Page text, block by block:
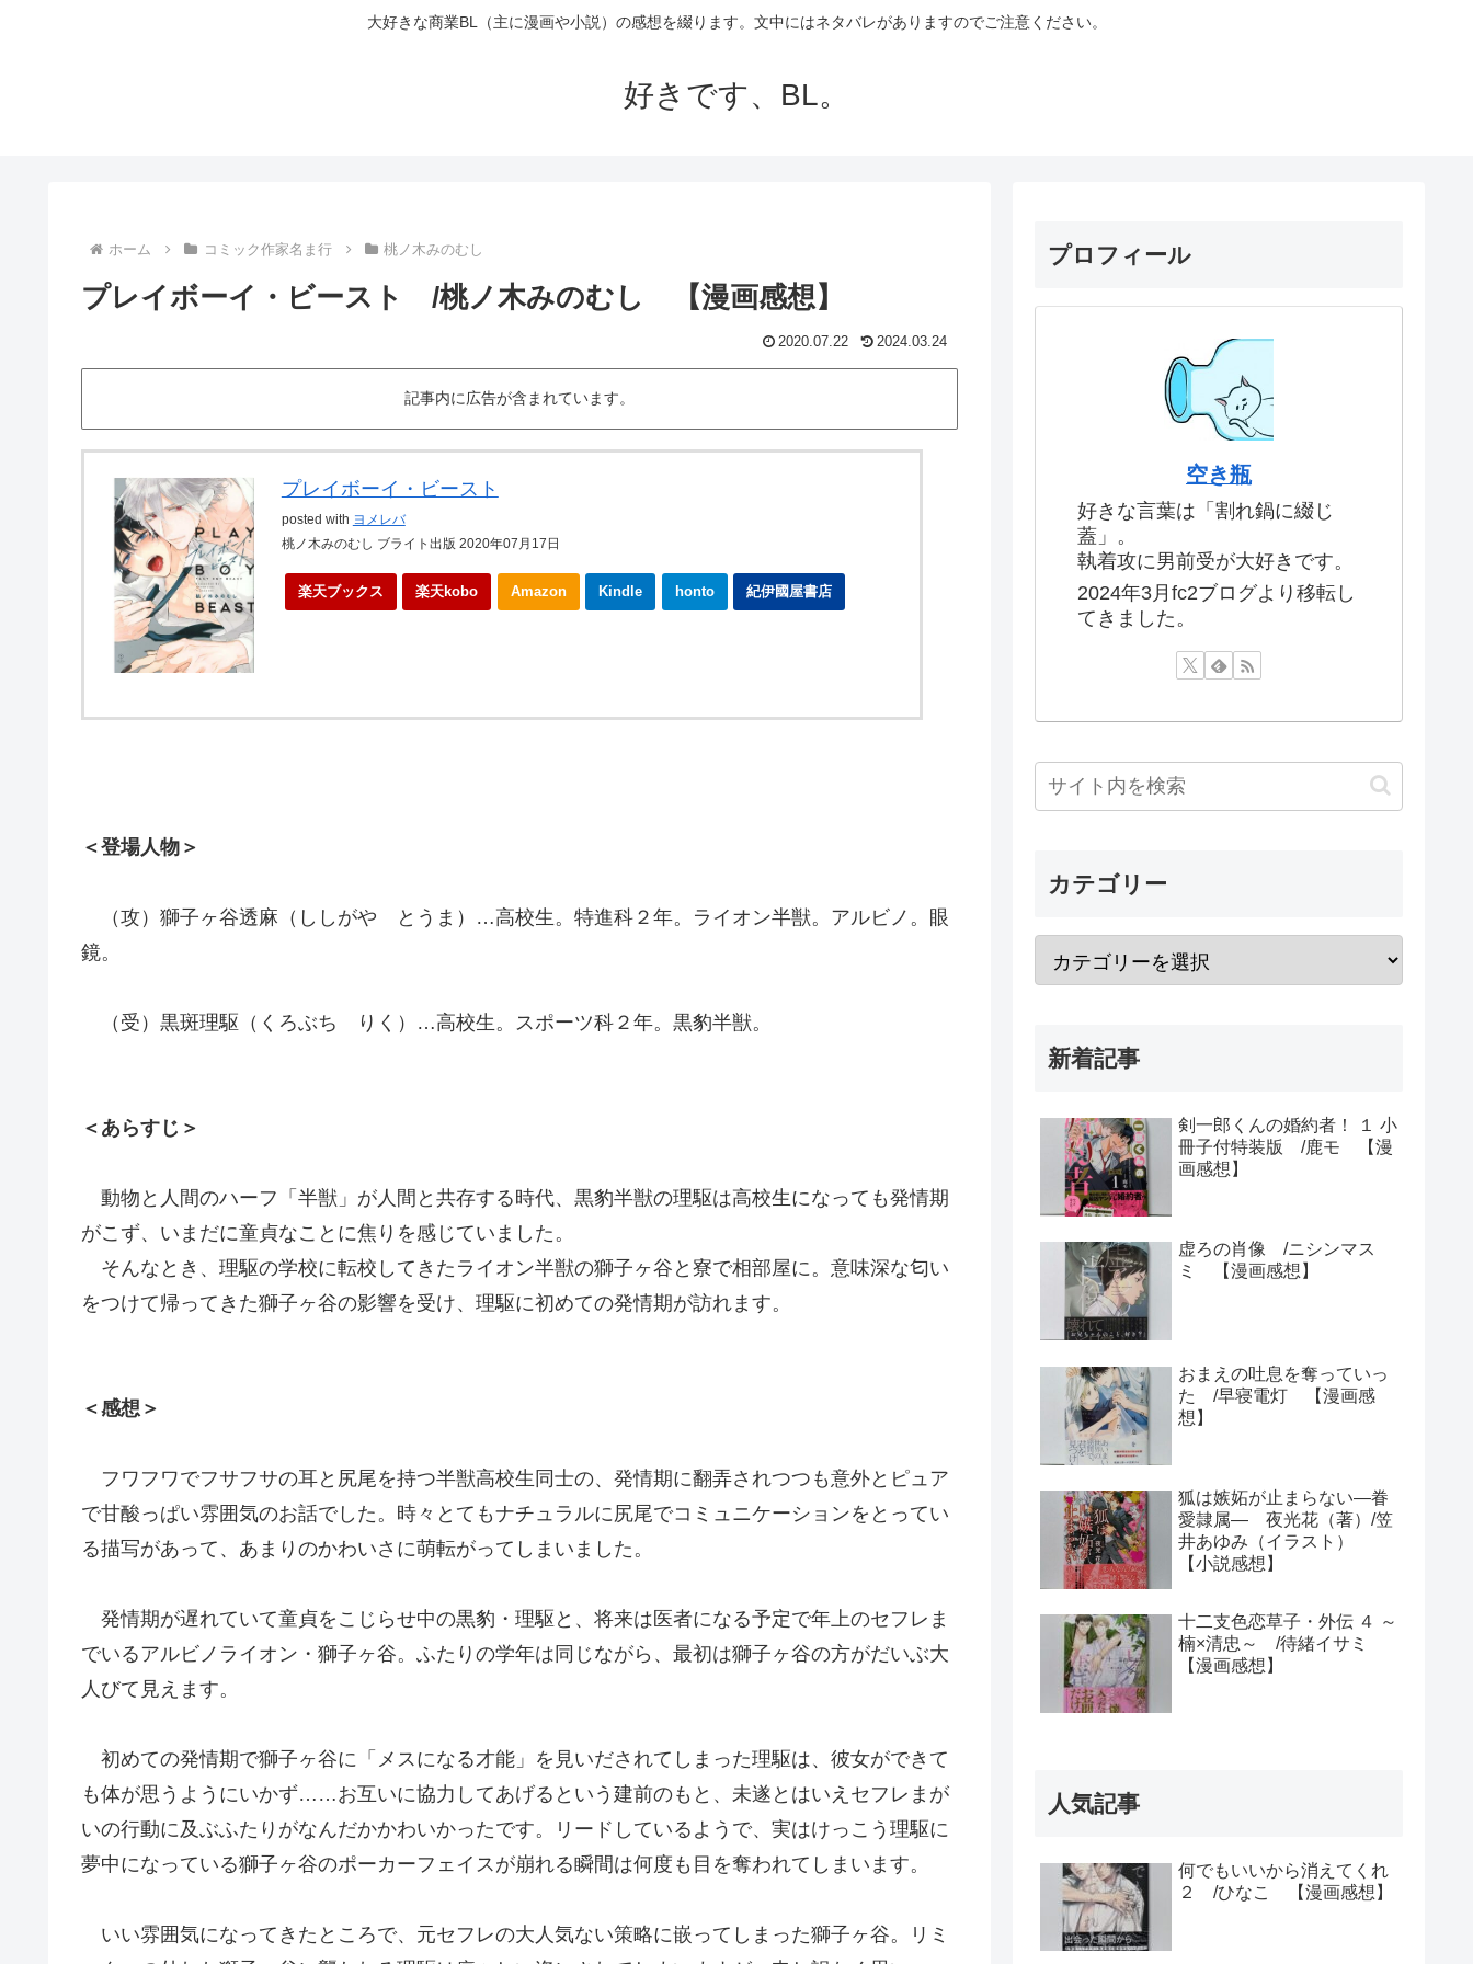
大好きな商業BL（主に漫画や小説）の感想を綴ります。文中にはネタバレがありますのでご注意ください。
好きです、BL。
ホーム コミック作家名ま行 桃ノ木みのむし
プレイボーイ・ビースト /桃ノ木みのむし 【漫画感想】
2020.07.22 2024.03.24
記事内に広告が含まれています。
プレイボーイ・ビースト
posted with ヨメレバ
桃ノ木みのむし ブライト出版 2020年07月17日
楽天ブックス 楽天kobo Amazon Kindle honto 紀伊國屋書店
＜登場人物＞
（攻）獅子ヶ谷透麻（ししがや とうま）…高校生。特進科２年。ライオン半獣。アルビノ。眼
鏡。
（受）黒斑理駆（くろぶち りく）…高校生。スポーツ科２年。黒豹半獣。
＜あらすじ＞
動物と人間のハーフ「半獣」が人間と共存する時代、黒豹半獣の理駆は高校生になっても発情期
がこず、いまだに童貞なことに焦りを感じていました。
そんなとき、理駆の学校に転校してきたライオン半獣の獅子ヶ谷と寮で相部屋に。意味深な匂い
をつけて帰ってきた獅子ヶ谷の影響を受け、理駆に初めての発情期が訪れます。
＜感想＞
フワフワでフサフサの耳と尻尾を持つ半獣高校生同士の、発情期に翻弄されつつも意外とピュア
で甘酸っぱい雰囲気のお話でした。時々とてもナチュラルに尻尾でコミュニケーションをとってい
る描写があって、あまりのかわいさに萌転がってしまいました。
発情期が遅れていて童貞をこじらせ中の黒豹・理駆と、将来は医者になる予定で年上のセフレま
でいるアルビノライオン・獅子ヶ谷。ふたりの学年は同じながら、最初は獅子ヶ谷の方がだいぶ大
人びて見えます。
初めての発情期で獅子ヶ谷に「メスになる才能」を見いだされてしまった理駆は、彼女ができて
も体が思うようにいかず……お互いに協力してあげるという建前のもと、未遂とはいえセフレまが
いの行動に及ぶふたりがなんだかかわいかったです。リードしているようで、実はけっこう理駆に
夢中になっている獅子ヶ谷のポーカーフェイスが崩れる瞬間は何度も目を奪われてしまいます。
いい雰囲気になってきたところで、元セフレの大人気ない策略に嵌ってしまった獅子ヶ谷。リミ
プロフィール
空き瓶
好きな言葉は「割れ鍋に綴じ
蓋」。
執着攻に男前受が大好きです。
2024年3月fc2ブログより移転し
てきました。
カテゴリー
新着記事
剣一郎くんの婚約者！ １ 小
冊子付特装版 /鹿モ 【漫
画感想】
虚ろの肖像 /ニシンマス
ミ 【漫画感想】
おまえの吐息を奪っていっ
た /早寝電灯 【漫画感
想】
狐は嫉妬が止まらない―眷
愛隷属― 夜光花（著）/笠
井あゆみ（イラスト）
【小説感想】
十二支色恋草子・外伝 ４ ～
楠×清忠～ /待緒イサミ
【漫画感想】
人気記事
何でもいいから消えてくれ
２ /ひなこ 【漫画感想】